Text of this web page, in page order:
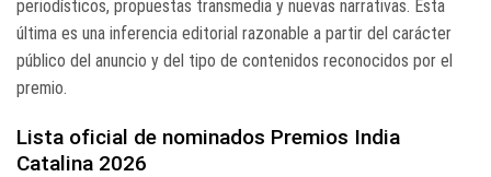
periodísticos, propuestas transmedia y nuevas narrativas. Esta
última es una inferencia editorial razonable a partir del carácter
público del anuncio y del tipo de contenidos reconocidos por el
premio.
Lista oficial de nominados Premios India
Catalina 2026